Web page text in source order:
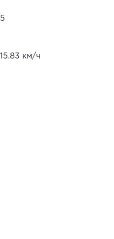
5
15.83 км/ч